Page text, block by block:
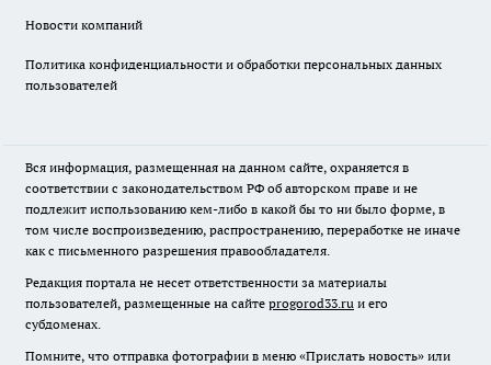
Новости компаний
Политика конфиденциальности и обработки персональных данных
пользователей
Вся информация, размещенная на данном сайте, охраняется в
соответствии с законодательством РФ об авторском праве и не
подлежит использованию кем-либо в какой бы то ни было форме, в
том числе воспроизведению, распространению, переработке не иначе
как с письменного разрешения правообладателя.
Редакция портала не несет ответственности за материалы
пользователей, размещенные на сайте progorod33.ru и его
субдоменах.
Помните, что отправка фотографии в меню «Прислать новость» или